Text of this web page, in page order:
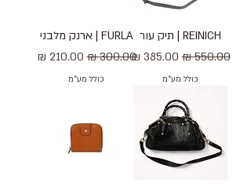
REINICH | תיק עור
מחיר רגיל‏550.00 ‏₪ מחיר מבצע
כולל מע״מ
FURLA | ארנק מלבני
מחיר רגיל‏300.00 ‏₪ מחיר מבצע
כולל מע״מ